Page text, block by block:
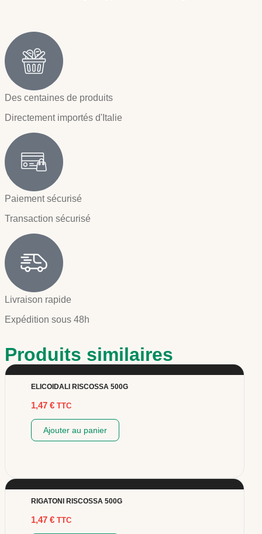
Des centaines de produits
Directement importés d'Italie
Paiement sécurisé
Transaction sécurisé
Livraison rapide
Expédition sous 48h
Produits similaires
ELICOIDALI RISCOSSA 500G
1,47€ TTC
Ajouter au panier
RIGATONI RISCOSSA 500G
1,47€ TTC